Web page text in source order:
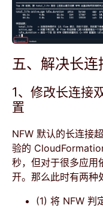
五、解决长连
1、修改长连接
置
NFW 默认的长连接
验的
秒，但对于很多应用
开。那么此时有两种
(1) 将 NFW 判